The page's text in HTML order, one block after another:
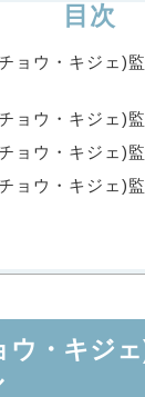
目次
ョウ・キジェ)
ョウ・キジェ)
ョウ・キジェ)
ョウ・キジェ)
ウ・キジ